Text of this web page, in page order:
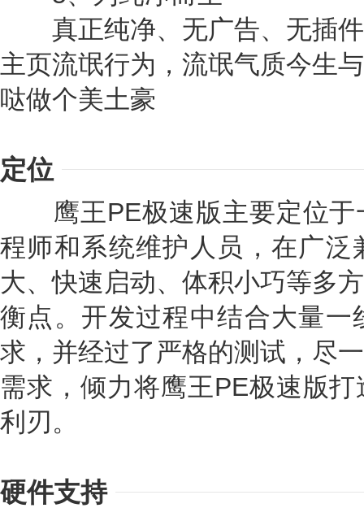
真正纯净、无广告、无插件
主页流氓行为，流氓气质今生
哒做个美土豪
定位
鹰王PE极速版主要定位于
程师和系统维护人员，在广
大、快速启动、体积小巧等多
衡点。开发过程中结合大量
求，并经过了严格的测试，尽
需求，倾力将鹰王PE极速版
利刃。
硬件支持